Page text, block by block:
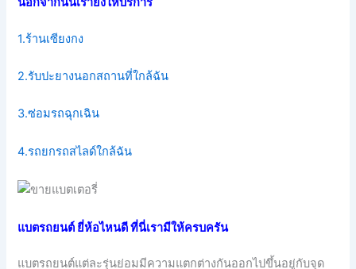
1.ร้านเซียงกง
2.รับปะยางนอกสถานที่ใกล้ฉัน
3.ซ่อมรถฉุกเฉิน
4.รถยกรถสไลด์ใกล้ฉัน
แบตรถยนต์ ยี่ห้อไหนดี ที่นี่เรามีให้ครบครัน
แบตรถยนต์แต่ละรุ่นย่อมมีความแตกต่างกันออกไปขึ้นอยู่กับจุด